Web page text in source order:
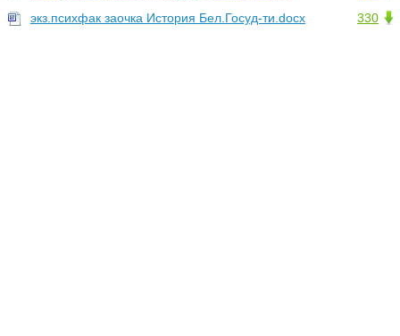
330
экз.психфак заочка История Бел.Госуд-ти.docx